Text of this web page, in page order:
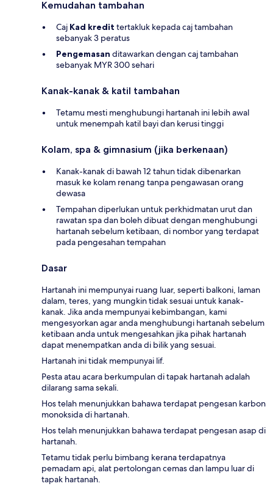
Kemudahan tambahan
Caj Kad kredit tertakluk kepada caj tambahan
sebanyak 3 peratus
Pengemasan ditawarkan dengan caj tambahan
sebanyak MYR 300 sehari
Kanak-kanak & katil tambahan
Tetamu mesti menghubungi hartanah ini lebih awal
untuk menempah katil bayi dan kerusi tinggi
Kolam, spa & gimnasium (jika berkenaan)
Kanak-kanak di bawah 12 tahun tidak dibenarkan
masuk ke kolam renang tanpa pengawasan orang
dewasa
Tempahan diperlukan untuk perkhidmatan urut dan
rawatan spa dan boleh dibuat dengan menghubungi
hartanah sebelum ketibaan, di nombor yang terdapat
pada pengesahan tempahan
Dasar
Hartanah ini mempunyai ruang luar, seperti balkoni, laman
dalam, teres, yang mungkin tidak sesuai untuk kanak-
kanak. Jika anda mempunyai kebimbangan, kami
mengesyorkan agar anda menghubungi hartanah sebelum
ketibaan anda untuk mengesahkan jika pihak hartanah
dapat menempatkan anda di bilik yang sesuai.
Hartanah ini tidak mempunyai lif.
Pesta atau acara berkumpulan di tapak hartanah adalah
dilarang sama sekali.
Hos telah menunjukkan bahawa terdapat pengesan karbon
monoksida di hartanah.
Hos telah menunjukkan bahawa terdapat pengesan asap di
hartanah.
Tetamu tidak perlu bimbang kerana terdapatnya
pemadam api, alat pertolongan cemas dan lampu luar di
tapak hartanah.